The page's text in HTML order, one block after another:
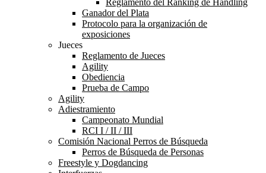
Reglamento del Ranking de Handling
Ganador del Plata
Protocolo para la organización de
exposiciones
Jueces
Reglamento de Jueces
Agility
Obediencia
Prueba de Campo
Agility
Adiestramiento
Campeonato Mundial
RCI I / II / III
Comisión Nacional Perros de Búsqueda
Perros de Búsqueda de Personas
Freestyle y Dogdancing